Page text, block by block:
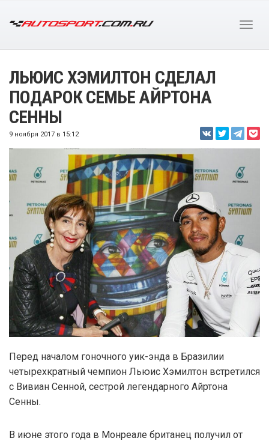
ЛЬЮИС ХЭМИЛТОН СДЕЛАЛ
ПОДАРОК СЕМЬЕ АЙРТОНА
СЕННЫ
9 ноября 2017 в 15:12
Перед началом гоночного уик-энда в Бразилии
четырехкратный чемпион Льюис Хэмилтон встретился
с Вивиан Сенной, сестрой легендарного Айртона
Сенны.
В июне этого года в Монреале британец получил от